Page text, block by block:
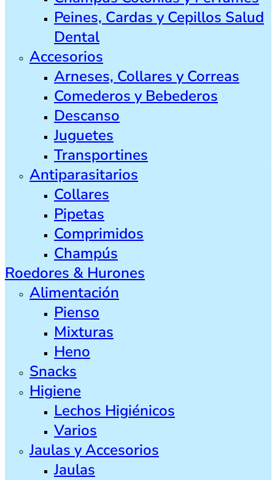
Peines, Cardas y Cepillos Salud
Dental
Accesorios
Arneses, Collares y Correas
Comederos y Bebederos
Descanso
Juguetes
Transportines
Antiparasitarios
Collares
Pipetas
Comprimidos
Champús
Roedores & Hurones
Alimentación
Pienso
Mixturas
Heno
Snacks
Higiene
Lechos Higiénicos
Varios
Jaulas y Accesorios
Jaulas